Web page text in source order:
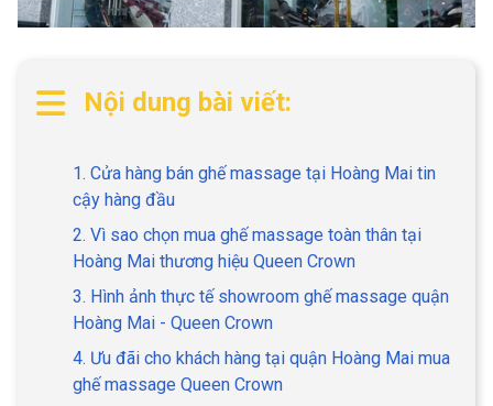
Nội dung bài viết:
1. Cửa hàng bán ghế massage tại Hoàng Mai tin
cậy hàng đầu
2. Vì sao chọn mua ghế massage toàn thân tại
Hoàng Mai thương hiệu Queen Crown
3. Hình ảnh thực tế showroom ghế massage quận
Hoàng Mai - Queen Crown
4. Ưu đãi cho khách hàng tại quận Hoàng Mai mua
ghế massage Queen Crown